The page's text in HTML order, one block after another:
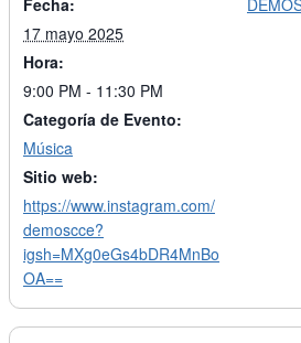
Fecha:
17 mayo 2025
Hora:
9:00 PM - 11:30 PM
Categoría de Evento:
Música
Sitio web:
https://www.instagram.com/
demoscce?
igsh=MXg0eGs4bDR4MnBo
OA==